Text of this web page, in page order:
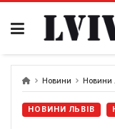
Skip
content
Новини Новини
НОВИНИ ЛЬВІВ